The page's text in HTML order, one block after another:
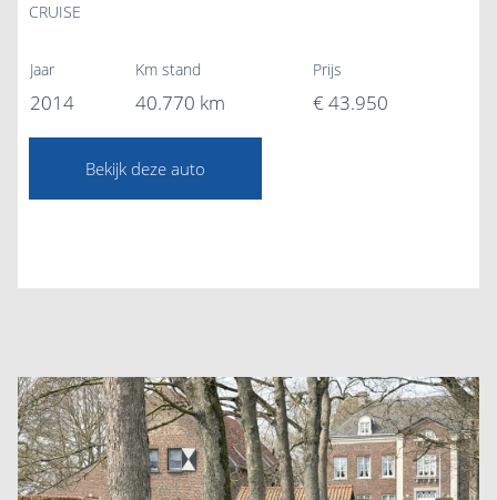
CRUISE
Jaar
2014
Km stand
40.770 km
Prijs
€ 43.950
Bekijk deze auto